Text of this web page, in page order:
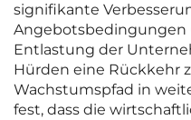
signifikante
Angebotsbedingungen
Entlastung der
Hürden eine Rückkehr
Wachstumspfad in
fest, dass die